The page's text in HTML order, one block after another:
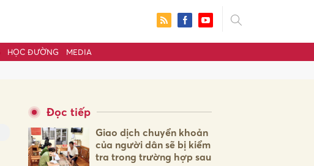
HỌC ĐƯỜNG MEDIA
Đọc tiếp
Giao dịch chuyển khoản
của người dân sẽ bị kiểm
tra trong trường hợp sau